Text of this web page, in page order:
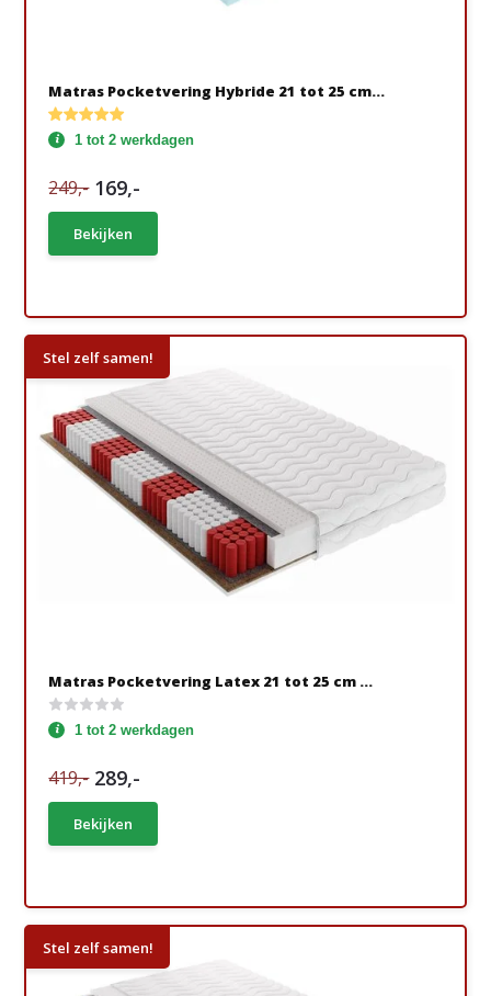
Matras Pocketvering Hybride 21 tot 25 cm...
1 tot 2 werkdagen
249,- 169,-
Bekijken
Stel zelf samen!
Matras Pocketvering Latex 21 tot 25 cm ...
1 tot 2 werkdagen
419,- 289,-
Bekijken
Stel zelf samen!